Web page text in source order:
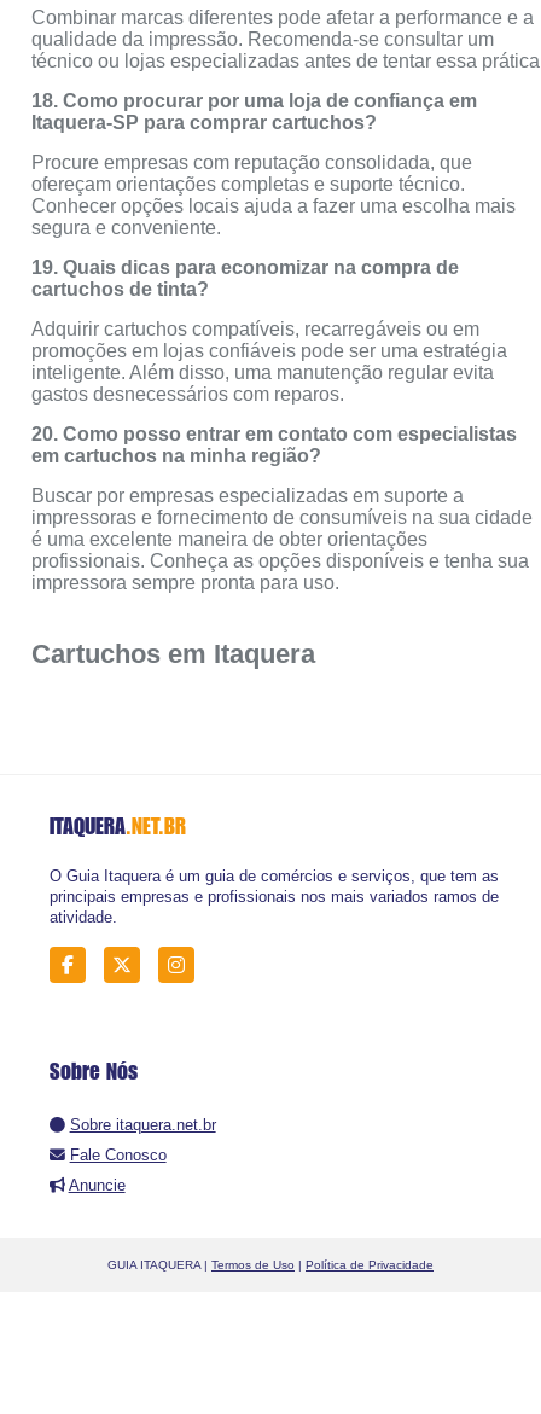
Combinar marcas diferentes pode afetar a performance e a
qualidade da impressão. Recomenda-se consultar um
técnico ou lojas especializadas antes de tentar essa
18. Como procurar por uma loja de confiança em
Itaquera-SP para comprar cartuchos?
Procure empresas com reputação consolidada, que
ofereçam orientações completas e suporte técnico.
Conhecer opções locais ajuda a fazer uma escolha mais
segura e conveniente.
19. Quais dicas para economizar na compra de
cartuchos de tinta?
Adquirir cartuchos compatíveis, recarregáveis ou em
promoções em lojas confiáveis pode ser uma estratégia
inteligente. Além disso, uma manutenção regular evita
gastos desnecessários com reparos.
20. Como posso entrar em contato com especialistas
em cartuchos na minha região?
Buscar por empresas especializadas em suporte a
impressoras e fornecimento de consumíveis na sua cidade
é uma excelente maneira de obter orientações
profissionais. Conheça as opções disponíveis e tenha sua
impressora sempre pronta para uso.
Cartuchos em Itaquera
ITAQUERA.NET.BR
O Guia Itaquera é um guia de comércios e serviços, que tem as
principais empresas e profissionais nos mais variados ramos de
atividade.
Sobre Nós
Sobre itaquera.net.br
Fale Conosco
Anuncie
GUIA ITAQUERA | Termos de Uso | Política de Privacidade